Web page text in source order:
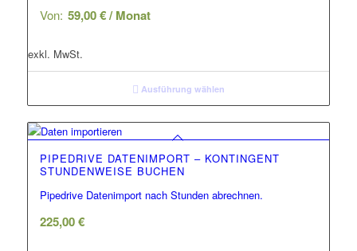
Von: 59,00€ / Monat
exkl. MwSt.
Ausführung wählen
PIPEDRIVE DATENIMPORT – KONTINGENT
STUNDENWEISE BUCHEN
Pipedrive Datenimport nach Stunden abrechnen.
225,00€